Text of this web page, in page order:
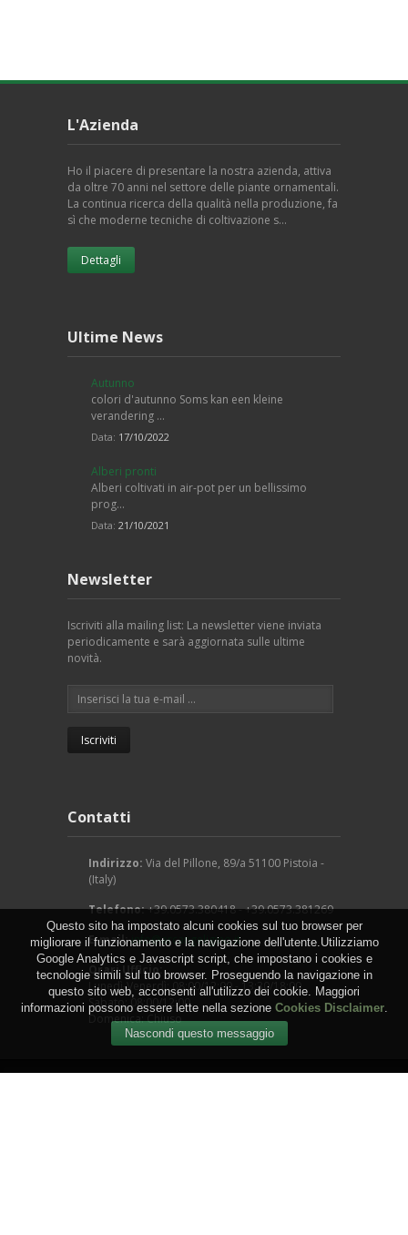
L'Azienda
Ho il piacere di presentare la nostra azienda, attiva
da oltre 70 anni nel settore delle piante ornamentali.
La continua ricerca della qualità nella produzione, fa
sì che moderne tecniche di coltivazione s…
Dettagli
Ultime News
Autunno
colori d'autunno Soms kan een kleine
verandering …
Data: 17/10/2022
Alberi pronti
Alberi coltivati in air-pot per un bellissimo
prog…
Data: 21/10/2021
Newsletter
Iscriviti alla mailing list: La newsletter viene inviata
periodicamente e sarà aggiornata sulle ultime
novità.
Contatti
Indirizzo: Via del Pillone, 89/a 51100 Pistoia -
(Italy)
Telefono:+39.0573.380418 - +39.0573.381269
E-mail:info@arcangeligino.it
Orari Ufficio:
Lunedì-Venerdì: 08:00/12:00 - 13:30/18:00
Sabato: 08:00/12:00
Domenica: Chiuso
Questo sito ha impostato alcuni cookies sul tuo browser per
migliorare il funzionamento e la navigazione dell'utente.Utilizziamo
Google Analytics e Javascript script, che impostano i cookies e
tecnologie simili sul tuo browser. Proseguendo la navigazione in
questo sito web, acconsenti all'utilizzo dei cookie. Maggiori
informazioni possono essere lette nella sezione Cookies Disclaimer.